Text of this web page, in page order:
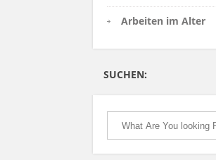
Arbeiten im Alter
SUCHEN: